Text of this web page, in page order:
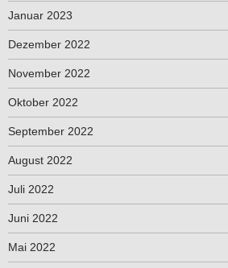
Januar 2023
Dezember 2022
November 2022
Oktober 2022
September 2022
August 2022
Juli 2022
Juni 2022
Mai 2022